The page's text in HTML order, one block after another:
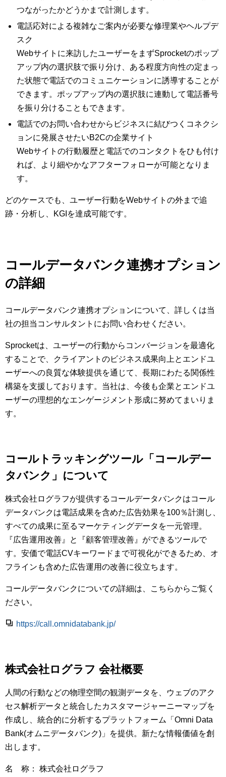
つながったかどうかまで計測します。
電話応対による複雑なご案内が必要な修理業やヘルプデ
スク
Webサイトに来訪したユーザーをまずSprocketのポップ
アップ内の選択肢で振り分け、ある程度方向性の定まっ
た状態で電話でのコミュニケーションに誘導することが
できます。ポップアップ内の選択肢に連動して電話番号
を振り分けることもできます。
電話でのお問い合わせからビジネスに結びつくコネクシ
ョンに発展させたいB2Cの企業サイト
Webサイトの行動履歴と電話でのコンタクトをひも付け
れば、より細やかなアフターフォローが可能となりま
す。
どのケースでも、ユーザー行動をWebサイトの外まで追
跡・分析し、KGIを達成可能です。
コールデータバンク連携オプション
の詳細
コールデータバンク連携オプションについて、詳しくは当
社の担当コンサルタントにお問い合わせください。
Sprocketは、ユーザーの行動からコンバージョンを最適化
することで、クライアントのビジネス成果向上とエンドユ
ーザーへの良質な体験提供を通じて、長期にわたる関係性
構築を支援しております。当社は、今後も企業とエンドユ
ーザーの理想的なエンゲージメント形成に努めてまいりま
す。
コールトラッキングツール「コールデー
タバンク」について
株式会社ログラフが提供するコールデータバンクはコール
データバンクは電話成果を含めた広告効果を100％計測し、
すべての成果に至るマーケティングデータを一元管理。
『広告運用改善』と『顧客管理改善』ができるツールで
す。安価で電話CVキーワードまで可視化ができるため、オ
フラインも含めた広告運用の改善に役立ちます。
コールデータバンクについての詳細は、こちらからご覧く
ださい。
https://call.omnidatabank.jp/
株式会社ログラフ 会社概要
人間の行動などの物理空間の観測データを、ウェブのアク
セス解析データと統合したカスタマージャーニーマップを
作成し、統合的に分析するプラットフォーム「Omni Data
Bank(オムニデータバンク)」を提供。新たな情報価値を創
出します。
名 称： 株式会社ログラフ